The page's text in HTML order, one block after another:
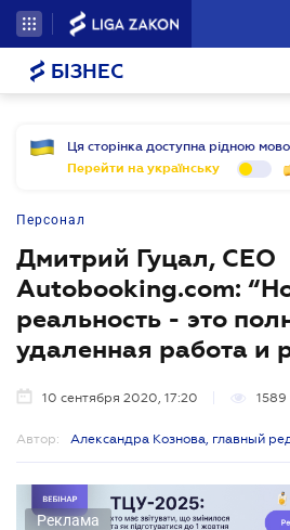
БІЗНЕС
Ця сторінка доступна рідною
Перейти на українську
Персонал
Дмитрий Гуцал, CEO
Autobooking.com:
реальность - это
удаленная работа и
10 сентября 2020, 17:20 1589
Автор: Александра Кознова, главный
Реклама